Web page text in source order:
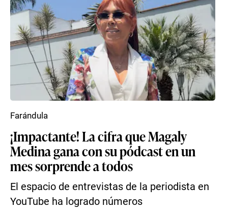
¡Impactante! La cifra que Magaly
Medina gana con su pódcast en un
mes sorprende a todos
El espacio de entrevistas de la periodista en
YouTube ha logrado números
Farándula